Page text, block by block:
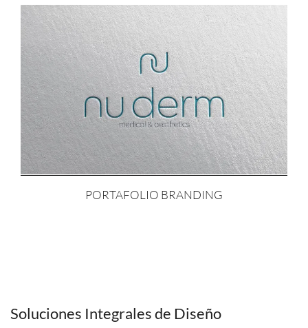
PORTAFOLIO BRANDING
Soluciones Integrales de Diseño